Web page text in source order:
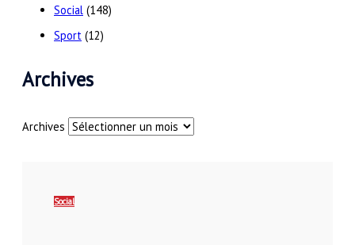
Social (148)
Sport (12)
Archives
Archives
Social